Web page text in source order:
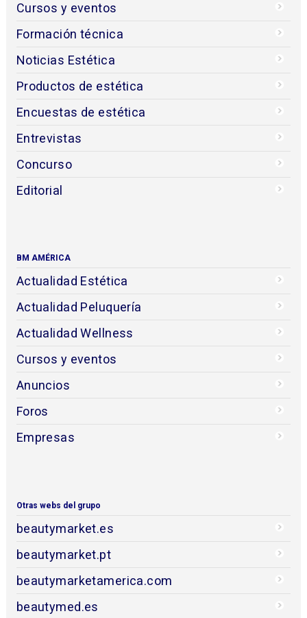
Cursos y eventos
Formación técnica
Noticias Estética
Productos de estética
Encuestas de estética
Entrevistas
Concurso
Editorial
BM AMÉRICA
Actualidad Estética
Actualidad Peluquería
Actualidad Wellness
Cursos y eventos
Anuncios
Foros
Empresas
Otras webs del grupo
beautymarket.es
beautymarket.pt
beautymarketamerica.com
beautymed.es